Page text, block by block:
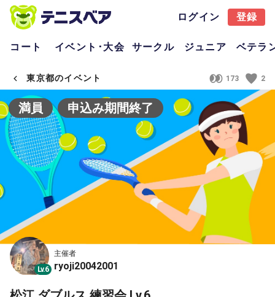
ログイン 登録
コート イベント･大会 サークル ジュニア ベテラ
東京都のイベント 173 2
満員 申込み期間終了
Lv.6
主催者
ryoji20042001